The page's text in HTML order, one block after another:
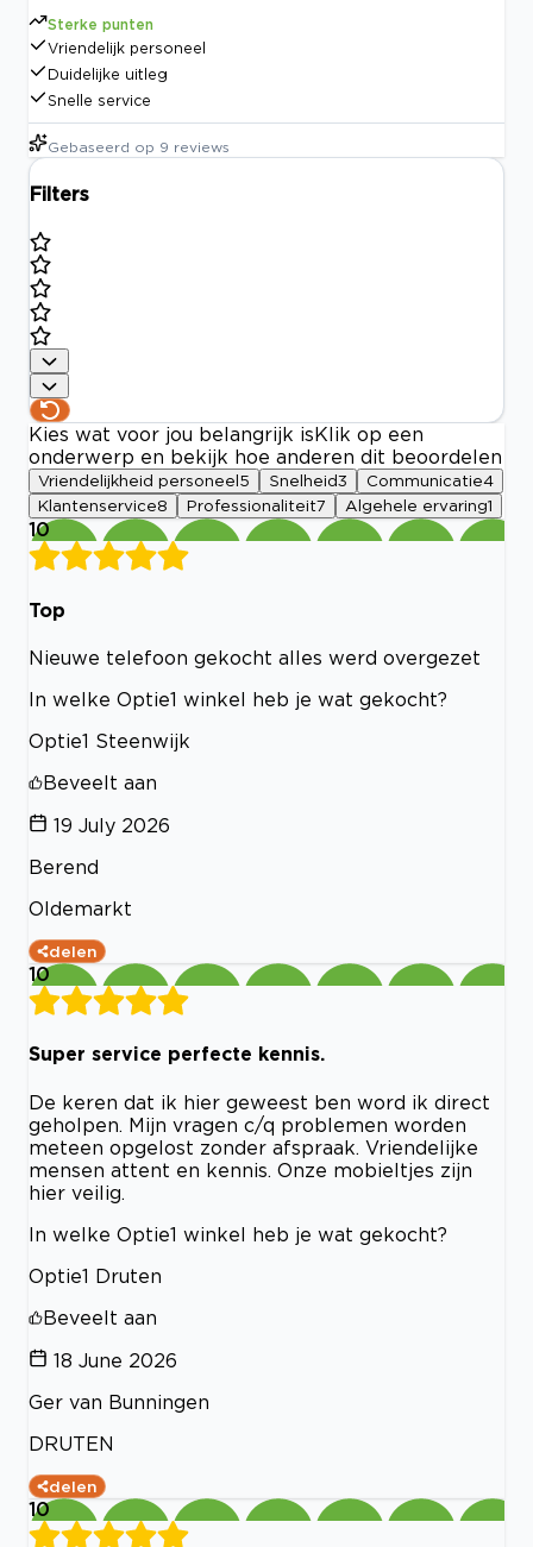
Sterke punten
Vriendelijk personeel
Duidelijke uitleg
Snelle service
Gebaseerd op 9 reviews
Filters
Kies wat voor jou belangrijk is Klik op een
onderwerp en bekijk hoe anderen dit beoordelen
Vriendelijkheid personeel 5 Snelheid3 Communicatie4
Klantenservice8 Professionaliteit7 Algehele ervaring1
10
Top
Nieuwe telefoon gekocht alles werd overgezet
In welke Optie1 winkel heb je wat gekocht?
Optie1 Steenwijk
Beveelt aan
19 July 2026
Berend
Oldemarkt
delen
10
Super service perfecte kennis.
De keren dat ik hier geweest ben word ik direct
geholpen. Mijn vragen c/q problemen worden
meteen opgelost zonder afspraak. Vriendelijke
mensen attent en kennis. Onze mobieltjes zijn
hier veilig.
In welke Optie1 winkel heb je wat gekocht?
Optie1 Druten
Beveelt aan
18 June 2026
Ger van Bunningen
DRUTEN
delen
10